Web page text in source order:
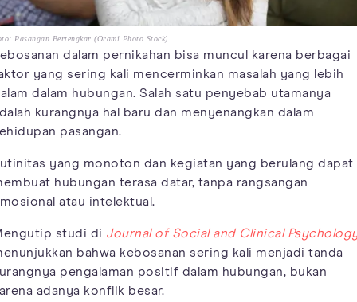
Pasangan Bertengkar (Orami Photo Stock)
dalam pernikahan bisa muncul karena berbagai
yang sering kali mencerminkan masalah yang lebih
dalam hubungan. Salah satu penyebab utamanya
kurangnya hal baru dan menyenangkan dalam
pasangan.
yang monoton dan kegiatan yang berulang dapat
hubungan terasa datar, tanpa rangsangan
atau intelektual.
studi di Journal of Social and Clinical
bahwa kebosanan sering kali menjadi tanda
pengalaman positif dalam hubungan, bukan
adanya konflik besar.